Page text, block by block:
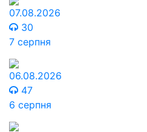
07.08.2026
30
7 серпня
06.08.2026
47
6 серпня